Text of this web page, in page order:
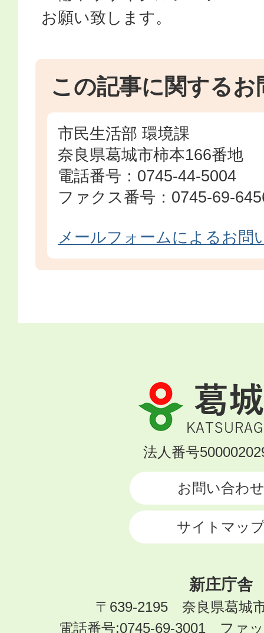
お願い致します。
この記事に関するお
市民生活部 環境課
奈良県葛城市柿本166番地
電話番号：0745-44-5004
ファクス番号：0745-69-
メールフォームによるお問
葛
城
市
KATSURAGI
法人番号
お問い合わせ
サイトマッ
新庄庁舎
〒639-2195 奈良県葛城
電話番号:0745-69-3001 ファ